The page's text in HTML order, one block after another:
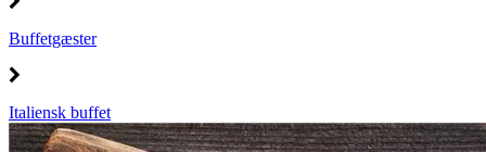
Buffetgæster
Italiensk buffet